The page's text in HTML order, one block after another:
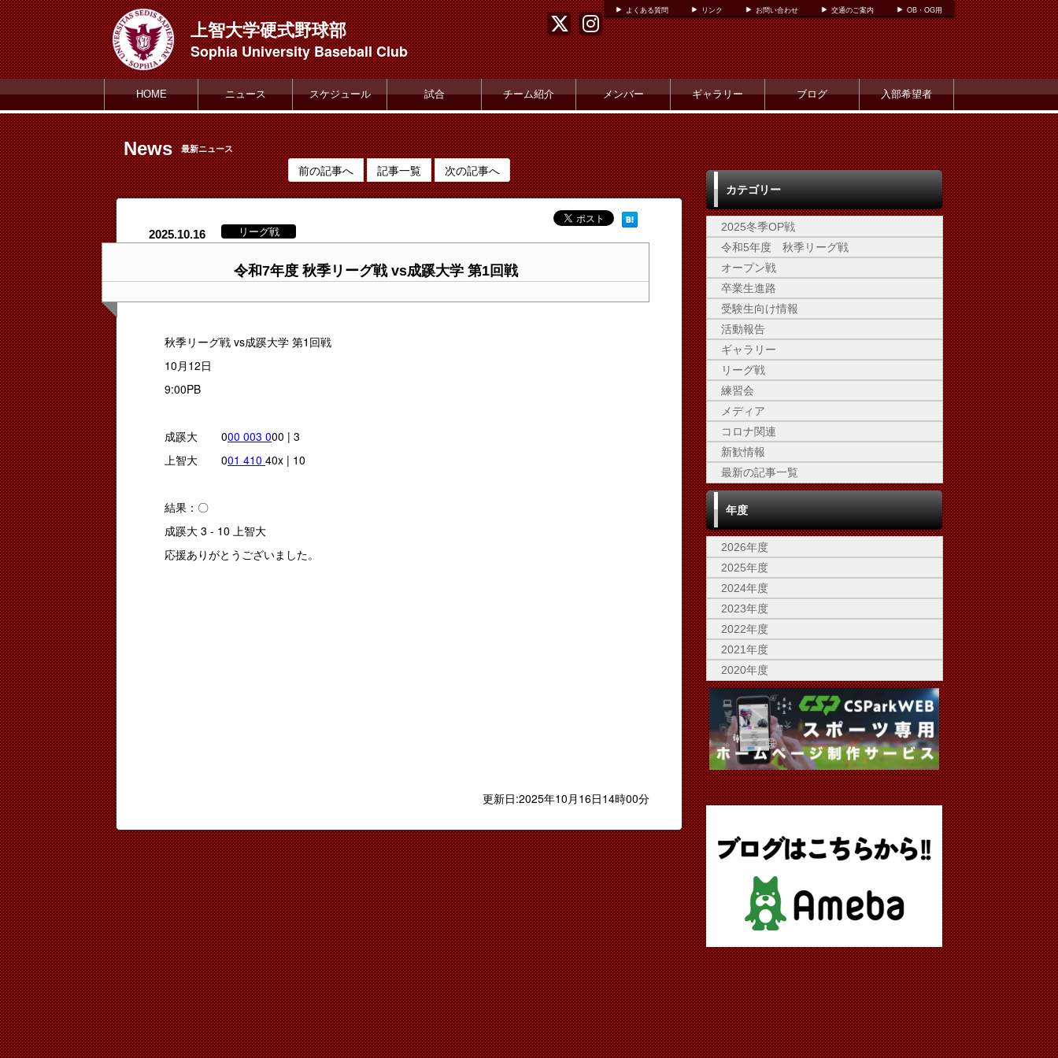
よくある質問 リンク お問い合わせ 交通のご案内 OB・OG用
上智大学硬式野球部
Sophia University Baseball Club
HOME ニュース スケジュール 試合 チーム紹介 メンバー ギャラリー ブログ 入部希望者
News 最新ニュース
前の記事へ 記事一覧 次の記事へ
2025.10.16 リーグ戦
令和7年度 秋季リーグ戦 vs成蹊大学 第1回戦
秋季リーグ戦 vs成蹊大学 第1回戦
10月12日
9:00PB
成蹊大 000 003 000 | 3
上智大 001 41040x | 10
結果：〇
成蹊大 3 - 10 上智大
応援ありがとうございました。
更新日:2025年10月16日14時00分
カテゴリー
2025冬季OP戦
令和5年度 秋季リーグ戦
オープン戦
卒業生進路
受験生向け情報
活動報告
ギャラリー
リーグ戦
練習会
メディア
コロナ関連
新歓情報
最新の記事一覧
年度
2026年度
2025年度
2024年度
2023年度
2022年度
2021年度
2020年度